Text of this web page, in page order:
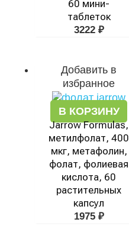
60 мини-
таблеток
3222 ₽
Добавить в
избранное
В КОРЗИНУ
Jarrow Formulas,
метилфолат, 400
мкг, метафолин,
фолат, фолиевая
кислота, 60
растительных
капсул
1975 ₽